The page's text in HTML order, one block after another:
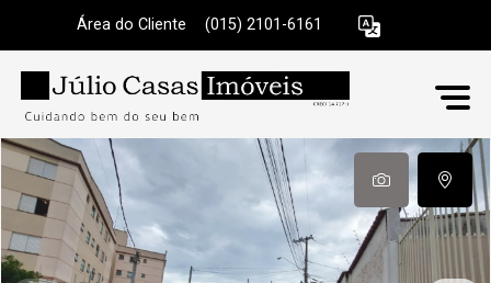
Área do Cliente (015) 2101-6161